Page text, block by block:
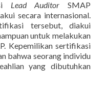
Lead Auditor SMAP
secara internasional.
tersebut, diakui
untuk melakukan
Kepemilikan sertifikasi
bahwa seorang individu
yang dibutuhkan